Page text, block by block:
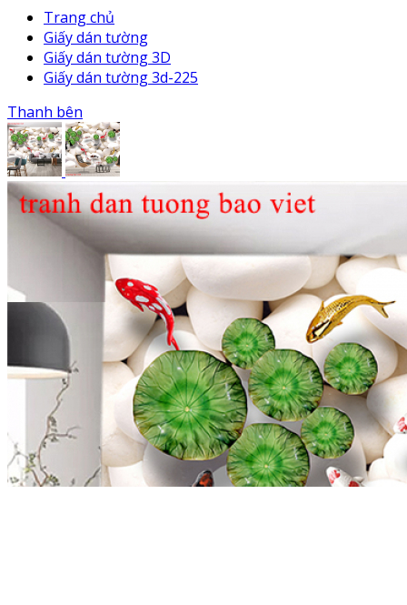
Trang chủ
Giấy dán tường
Giấy dán tường 3D
Giấy dán tường 3d-225
Thanh bên